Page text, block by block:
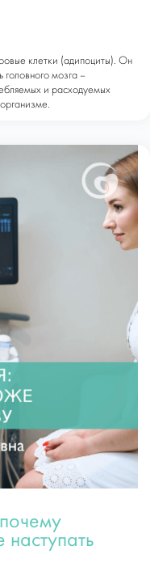
клетки (адипоциты). Он
головного мозга –
и расходуемых